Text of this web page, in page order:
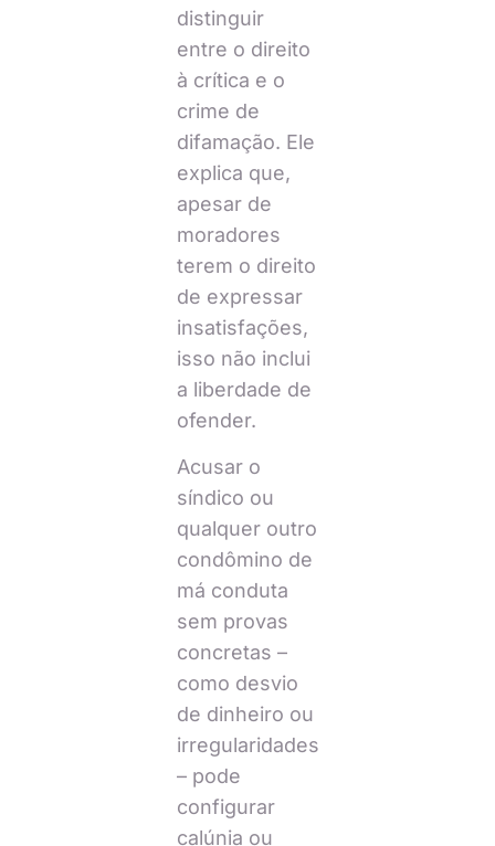
distinguir
entre o direito
à crítica e o
crime de
difamação. Ele
explica que,
apesar de
moradores
terem o direito
de expressar
insatisfações,
isso não inclui
a liberdade de
ofender.
Acusar o
síndico ou
qualquer outro
condômino de
má conduta
sem provas
concretas –
como desvio
de dinheiro ou
irregularidades
– pode
configurar
calúnia ou